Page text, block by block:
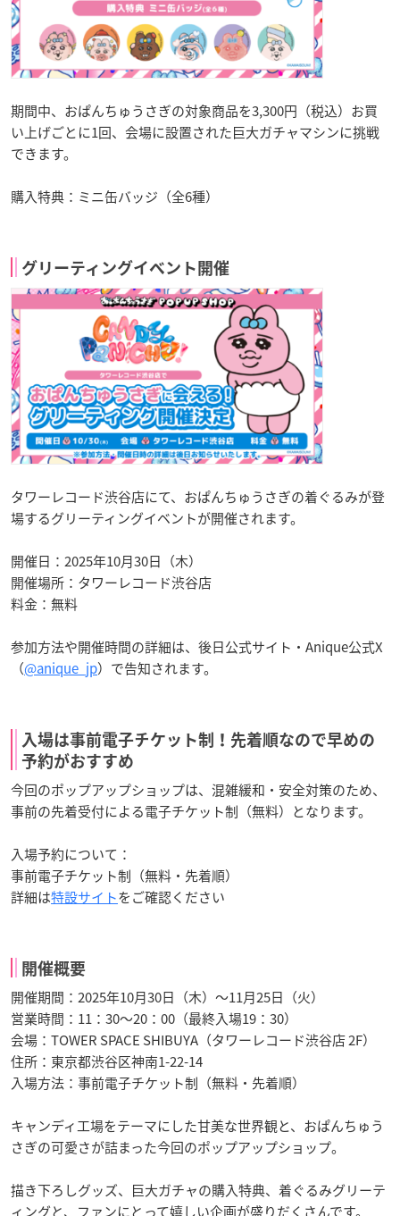
期間中、おぱんちゅうさぎの対象商品を3,300円（税込）お買
い上げごとに1回、会場に設置された巨大ガチャマシンに挑戦
できます。
購入特典：ミニ缶バッジ（全6種）
グリーティングイベント開催
タワーレコード渋谷店にて、おぱんちゅうさぎの着ぐるみが登
場するグリーティングイベントが開催されます。
開催日：2025年10月30日（木）
開催場所：タワーレコード渋谷店
料金：無料
参加方法や開催時間の詳細は、後日公式サイト・Anique公式X
（@anique_jp）で告知されます。
入場は事前電子チケット制！先着順なので早めの
予約がおすすめ
今回のポップアップショップは、混雑緩和・安全対策のため、
事前の先着受付による電子チケット制（無料）となります。
入場予約について：
事前電子チケット制（無料・先着順）
詳細は特設サイトをご確認ください
開催概要
開催期間：2025年10月30日（木）～11月25日（火）
営業時間：11：30～20：00（最終入場19：30）
会場：TOWER SPACE SHIBUYA（タワーレコード渋谷店 2F）
住所：東京都渋谷区神南1-22-14
入場方法：事前電子チケット制（無料・先着順）
キャンディ工場をテーマにした甘美な世界観と、おぱんちゅう
さぎの可愛さが詰まった今回のポップアップショップ。
描き下ろしグッズ、巨大ガチャの購入特典、着ぐるみグリーテ
ィングと、ファンにとって嬉しい企画が盛りだくさんです。